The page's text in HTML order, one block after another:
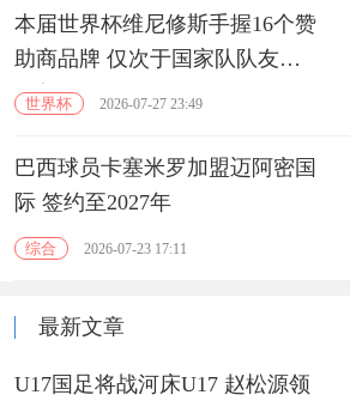
本届世界杯维尼修斯手握16个赞
助商品牌 仅次于国家队队友内
马尔
世界杯 2026-07-27 23:49
巴西球员卡塞米罗加盟迈阿密国
际 签约至2027年
综合 2026-07-23 17:11
最新文章
U17国足将战河床U17 赵松源领